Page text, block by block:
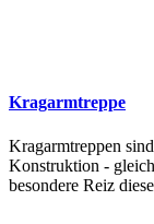
Kragarmtreppe
Kragarmtreppen
Konstruktion -
besondere Reiz